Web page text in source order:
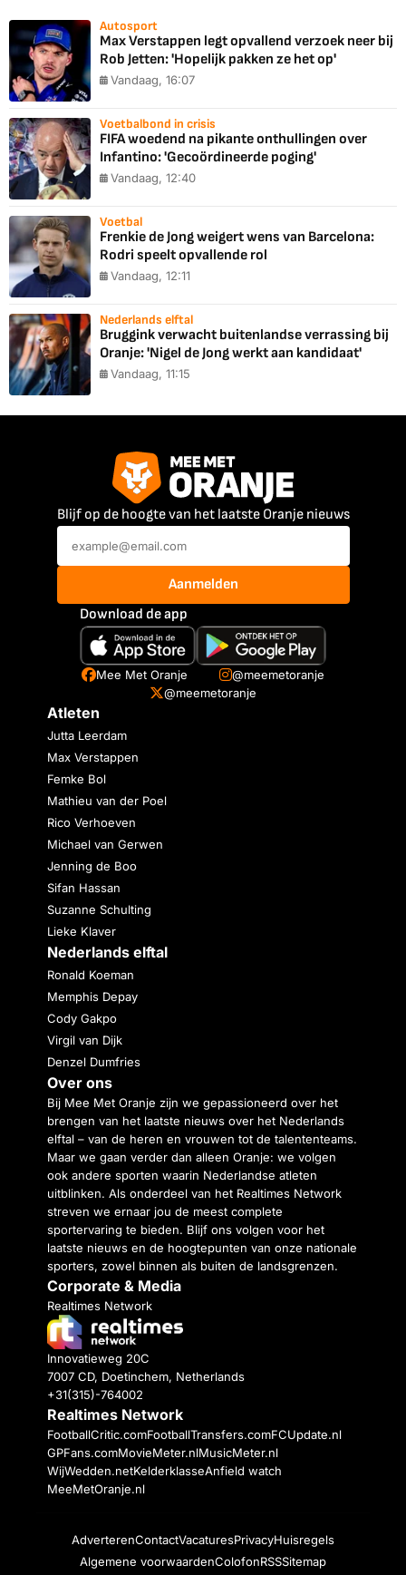
Autosport
Max Verstappen legt opvallend verzoek neer bij
Rob Jetten: 'Hopelijk pakken ze het op'
Vandaag, 16:07
Voetbalbond in crisis
FIFA woedend na pikante onthullingen over
Infantino: 'Gecoördineerde poging'
Vandaag, 12:40
Voetbal
Frenkie de Jong weigert wens van Barcelona:
Rodri speelt opvallende rol
Vandaag, 12:11
Nederlands elftal
Bruggink verwacht buitenlandse verrassing bij
Oranje: 'Nigel de Jong werkt aan kandidaat'
Vandaag, 11:15
Blijf op de hoogte van het laatste Oranje nieuws
Aanmelden
Download de app
Mee Met Oranje
@meemetoranje
@meemetoranje
Atleten
Jutta Leerdam
Max Verstappen
Femke Bol
Mathieu van der Poel
Rico Verhoeven
Michael van Gerwen
Jenning de Boo
Sifan Hassan
Suzanne Schulting
Lieke Klaver
Nederlands elftal
Ronald Koeman
Memphis Depay
Cody Gakpo
Virgil van Dijk
Denzel Dumfries
Over ons
Bij Mee Met Oranje zijn we gepassioneerd over het
brengen van het laatste nieuws over het Nederlands
elftal – van de heren en vrouwen tot de talententeams.
Maar we gaan verder dan alleen Oranje: we volgen
ook andere sporten waarin Nederlandse atleten
uitblinken. Als onderdeel van het Realtimes Network
streven we ernaar jou de meest complete
sportervaring te bieden. Blijf ons volgen voor het
laatste nieuws en de hoogtepunten van onze nationale
sporters, zowel binnen als buiten de landsgrenzen.
Corporate & Media
Realtimes Network
Innovatieweg 20C
7007 CD, Doetinchem, Netherlands
+31(315)-764002
Realtimes Network
FootballCritic.comFootballTransfers.comFCUpdate.nl
GPFans.comMovieMeter.nlMusicMeter.nl
WijWedden.netKelderklasseAnfield watch
MeeMetOranje.nl
AdverterenContactVacaturesPrivacyHuisregels
Algemene voorwaardenColofonRSSSitemap